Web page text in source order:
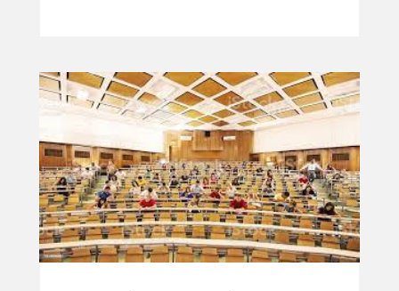
propagation du virus, telles que les
mesures de distanciation sociale, de port
du masque de protection, et surtout de
contrôle de détention auprès de leurs
clients de leur pass sanitaire devenu par
la suite le pass vaccinal.